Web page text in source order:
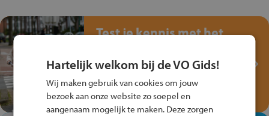
Test je kennis met het
Verkeersspel!
Speel het Fiets Veilig Verkeersspel
en win een Cortina-fiets!
Hartelijk welkom bij de VO Gids!
Wij maken gebruik van cookies om jouw
bezoek aan onze website zo soepel en
aangenaam mogelijk te maken. Deze zorgen